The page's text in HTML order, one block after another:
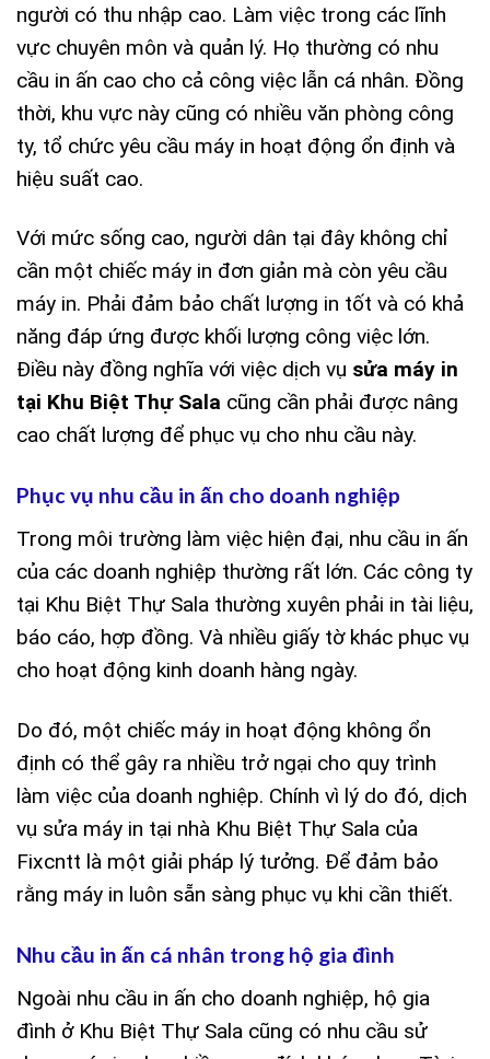
người có thu nhập cao. Làm việc trong các lĩnh
vực chuyên môn và quản lý. Họ thường có nhu
cầu in ấn cao cho cả công việc lẫn cá nhân. Đồng
thời, khu vực này cũng có nhiều văn phòng công
ty, tổ chức yêu cầu máy in hoạt động ổn định và
hiệu suất cao.
Với mức sống cao, người dân tại đây không chỉ
cần một chiếc máy in đơn giản mà còn yêu cầu
máy in. Phải đảm bảo chất lượng in tốt và có khả
năng đáp ứng được khối lượng công việc lớn.
Điều này đồng nghĩa với việc dịch vụ sửa máy in
tại Khu Biệt Thự Sala cũng cần phải được nâng
cao chất lượng để phục vụ cho nhu cầu này.
Phục vụ nhu cầu in ấn cho doanh nghiệp
Trong môi trường làm việc hiện đại, nhu cầu in ấn
của các doanh nghiệp thường rất lớn. Các công ty
tại Khu Biệt Thự Sala thường xuyên phải in tài liệu,
báo cáo, hợp đồng. Và nhiều giấy tờ khác phục vụ
cho hoạt động kinh doanh hàng ngày.
Do đó, một chiếc máy in hoạt động không ổn
định có thể gây ra nhiều trở ngại cho quy trình
làm việc của doanh nghiệp. Chính vì lý do đó, dịch
vụ sửa máy in tại nhà Khu Biệt Thự Sala của
Fixcntt là một giải pháp lý tưởng. Để đảm bảo
rằng máy in luôn sẵn sàng phục vụ khi cần thiết.
Nhu cầu in ấn cá nhân trong hộ gia đình
Ngoài nhu cầu in ấn cho doanh nghiệp, hộ gia
đình ở Khu Biệt Thự Sala cũng có nhu cầu sử